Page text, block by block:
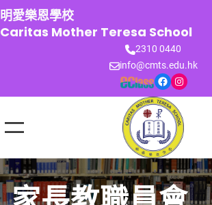
跳
至
主
明愛樂恩學校
Caritas Mother Teresa School
2310 0440
info@cmts.edu.hk
Facebook Instagram